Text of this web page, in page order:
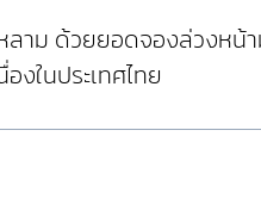
ลาม ด้วยยอดจองล่วง
งในประเทศไทย